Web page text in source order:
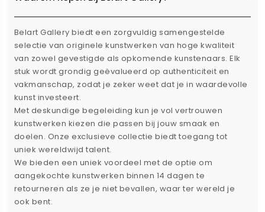
Belart Gallery biedt een zorgvuldig samengestelde
selectie van originele kunstwerken van hoge kwaliteit
van zowel gevestigde als opkomende kunstenaars. Elk
stuk wordt grondig geëvalueerd op authenticiteit en
vakmanschap, zodat je zeker weet dat je in waardevolle
kunst investeert.
Met deskundige begeleiding kun je vol vertrouwen
kunstwerken kiezen die passen bij jouw smaak en
doelen. Onze exclusieve collectie biedt toegang tot
uniek wereldwijd talent.
We bieden een uniek voordeel met de optie om
aangekochte kunstwerken binnen 14 dagen te
retourneren als ze je niet bevallen, waar ter wereld je
ook bent.